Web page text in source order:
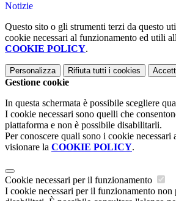
Notizie
Questo sito o gli strumenti terzi da questo
cookie necessari al funzionamento ed utili
COOKIE POLICY.
Personalizza Rifiuta tutti i cookies
Gestione cookie
In questa schermata è possibile scegliere
I cookie necessari sono quelli che
piattaforma e non è possibile disabilitarli.
Per conoscere quali sono i cookie necessari
visionare la COOKIE POLICY.
Cookie necessari per il funzionamento
I cookie necessari per il funzionamento non